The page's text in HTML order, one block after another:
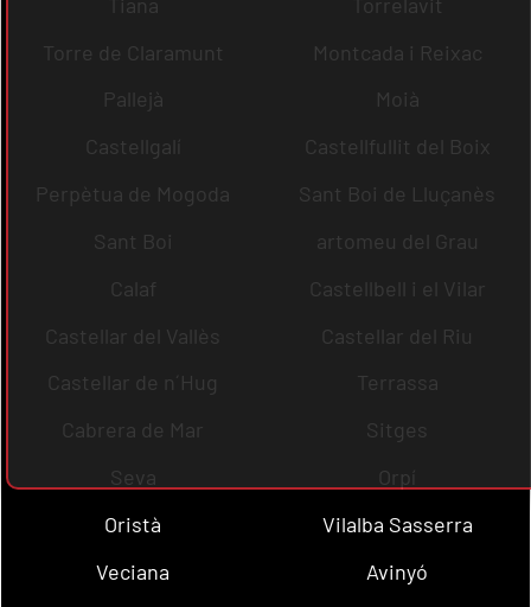
Torre de Claramunt
Montcada i Reixac
Pallejà
Moià
Castellgalí
Castellfullit del Boix
Perpètua de Mogoda
Sant Boi de Lluçanès
Sant Boi
artomeu del Grau
Calaf
Castellbell i el Vilar
Castellar del Vallès
Castellar del Riu
Castellar de n´Hug
Terrassa
Cabrera de Mar
Sitges
Seva
Orpí
Oristà
Vilalba Sasserra
Veciana
Avinyó